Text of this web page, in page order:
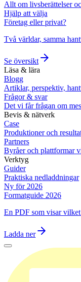
Allt om livsberättelser
Hjälp att välja
Företag eller privat?
Två världar, samma
Se översikt
Läsa & lära
Blogg
Artiklar, perspektiv,
Frågor & svar
Det vi får frågan om
Bevis & nätverk
Case
Produktioner och
Partners
Byråer och plattformar
Verktyg
Guider
Praktiska nedladdningar
Ny för 2026
Formatguide 2026
En PDF som visar
Ladda ner